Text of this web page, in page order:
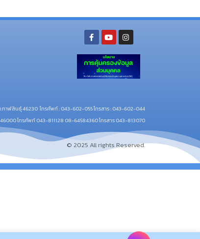
.กาฬสินธุ์ 46230 โทรศัพท์ : 043-602-055 โทรสาร : 043-602-044
โทรศัพท์ 043-811128 08-64584360 โทรสาร 043-813070
© 2025 All rights Reserved.